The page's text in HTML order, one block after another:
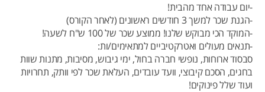
-יום עבודה אחד מהבית!
-הגנת שכר למשך 3 חודשים ראשונים (לאחר הקורס)
-המוקד הכי מבוקש שלנו! ממוצע שכר של 100 ש"ח לשעה!
-תנאים מעולים ואטרקטיביים למתאימים/ות:
סבסוד ארוחות, נופשי חברה בחול, ימי גיבוש, מסיבות, מתנות שוות
בחגים, הסכם קיבוצי, וועד עובדים, העלאת שכר לפי וותק, תחרויות
ועוד שלל פינוקים!